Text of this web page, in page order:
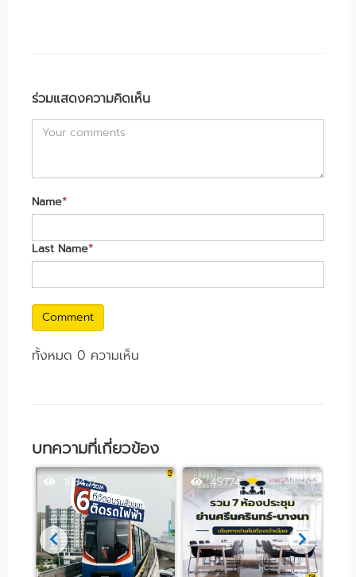
ร่วมแสดงความคิดเห็น
Name*
Last Name*
Comment
ทั้งหมด 0 ความเห็น
บทความที่เกี่ยวข้อง
163432 49774